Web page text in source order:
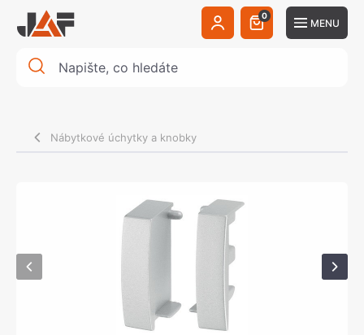
0
MENU
Nábytkové úchytky a knobky